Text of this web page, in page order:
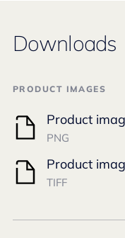
Downloads
PRODUCT IMAGES
Product
PNG
Product
TIFF